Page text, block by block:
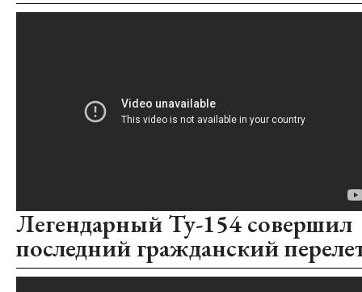
Легендарный Ту-154 совершил
последний гражданский